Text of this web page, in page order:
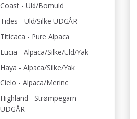
Coast - Uld/Bomuld
Tides - Uld/Silke UDGÅR
Titicaca - Pure Alpaca
Lucia - Alpaca/Silke/Uld/Yak
Haya - Alpaca/Silke/Yak
Cielo - Alpaca/Merino
Highland - Strømpegarn
UDGÅR